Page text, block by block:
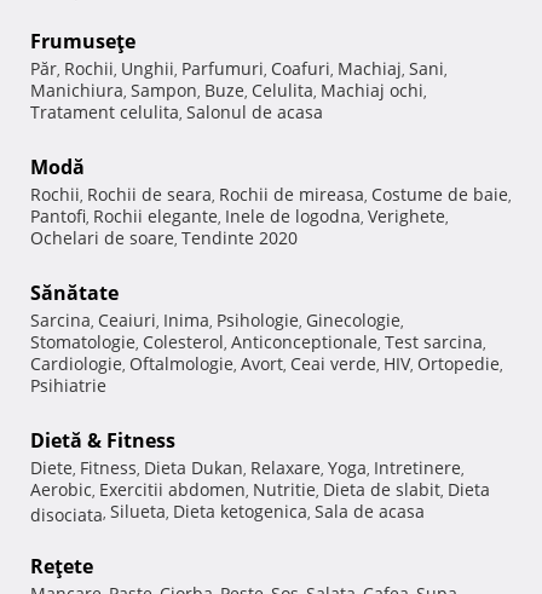
Frumuseţe
Păr, Rochii, Unghii, Parfumuri, Coafuri, Machiaj, Sani,
Manichiura, Sampon, Buze, Celulita, Machiaj ochi,
Tratament celulita, Salonul de acasa
Modă
Rochii, Rochii de seara, Rochii de mireasa, Costume de baie,
Pantofi, Rochii elegante, Inele de logodna, Verighete,
Ochelari de soare, Tendinte 2020
Sănătate
Sarcina, Ceaiuri, Inima, Psihologie, Ginecologie,
Stomatologie, Colesterol, Anticonceptionale, Test sarcina,
Cardiologie, Oftalmologie, Avort, Ceai verde, HIV, Ortopedie,
Psihiatrie
Dietă & Fitness
Diete, Fitness, Dieta Dukan, Relaxare, Yoga, Intretinere,
Aerobic, Exercitii abdomen, Nutritie, Dieta de slabit, Dieta
disociata, Silueta, Dieta ketogenica, Sala de acasa
Reţete